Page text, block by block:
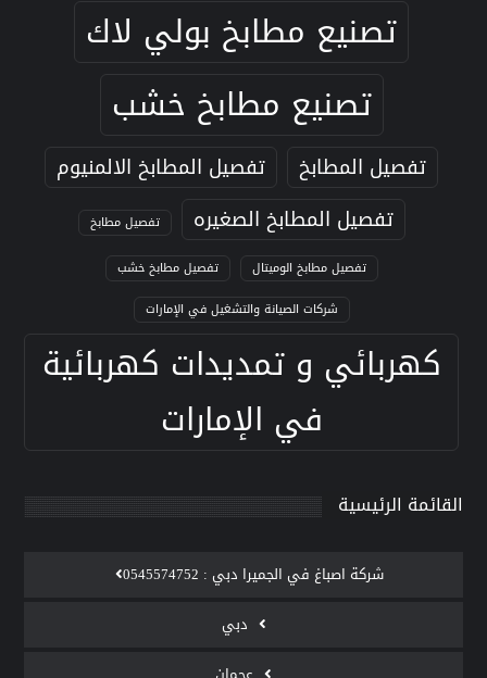
تصنيع مطابخ بولي لاك
تصنيع مطابخ خشب
تفصيل المطابخ
تفصيل المطابخ الالمنيوم
تفصيل المطابخ الصغيره
تفصيل مطابخ
تفصيل مطابخ الوميتال
تفصيل مطابخ خشب
شركات الصيانة والتشغيل في الإمارات
كهربائي و تمديدات كهربائية
في الإمارات
القائمة الرئيسية
‫شركة اصباغ في الجميرا دبي : 0545574752
دبي